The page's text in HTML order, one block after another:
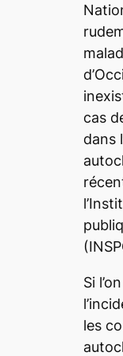
cas
dans
Si
les